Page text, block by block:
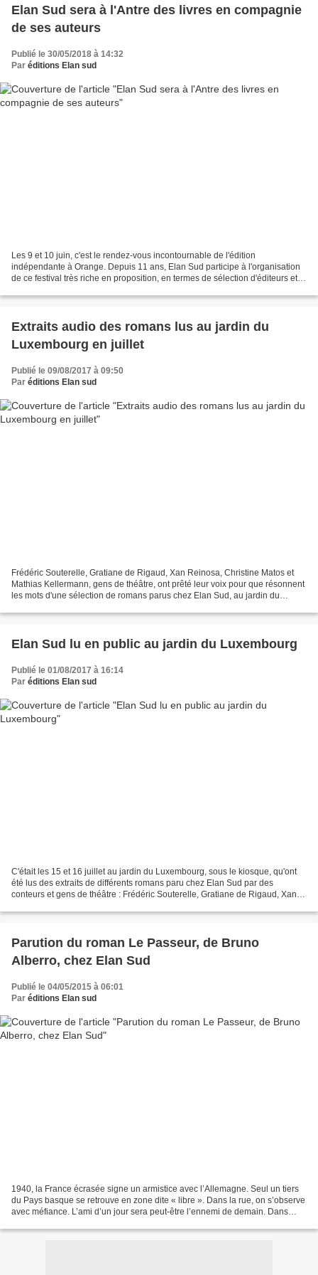
Elan Sud sera à l'Antre des livres en compagnie
de ses auteurs
Publié le 30/05/2018 à 14:32
Par éditions Elan sud
Les 9 et 10 juin, c'est le rendez-vous incontournable de l'édition
indépendante à Orange. Depuis 11 ans, Elan Sud participe à l'organisation
de ce festival très riche en proposition, en termes de sélection d'éditeurs et
Extraits audio des romans lus au jardin du
Luxembourg en juillet
Publié le 09/08/2017 à 09:50
Par éditions Elan sud
Frédéric Souterelle, Gratiane de Rigaud, Xan Reinosa, Christine Matos et
Mathias Kellermann, gens de théâtre, ont prêté leur voix pour que résonnent
les mots d'une sélection de romans parus chez Elan Sud, au jardin du
Elan Sud lu en public au jardin du Luxembourg
Publié le 01/08/2017 à 16:14
Par éditions Elan sud
C'était les 15 et 16 juillet au jardin du Luxembourg, sous le kiosque, qu'ont
été lus des extraits de différents romans paru chez Elan Sud par des
conteurs et gens de théâtre : Frédéric Souterelle, Gratiane de Rigaud, Xan
Parution du roman Le Passeur, de Bruno
Alberro, chez Elan Sud
Publié le 04/05/2015 à 06:01
Par éditions Elan sud
1940, la France écrasée signe un armistice avec l’Allemagne. Seul un tiers
du Pays basque se retrouve en zone dite « libre ». Dans la rue, on s’observe
avec méfiance. L’ami d’un jour sera peut-être l’ennemi de demain. Dans